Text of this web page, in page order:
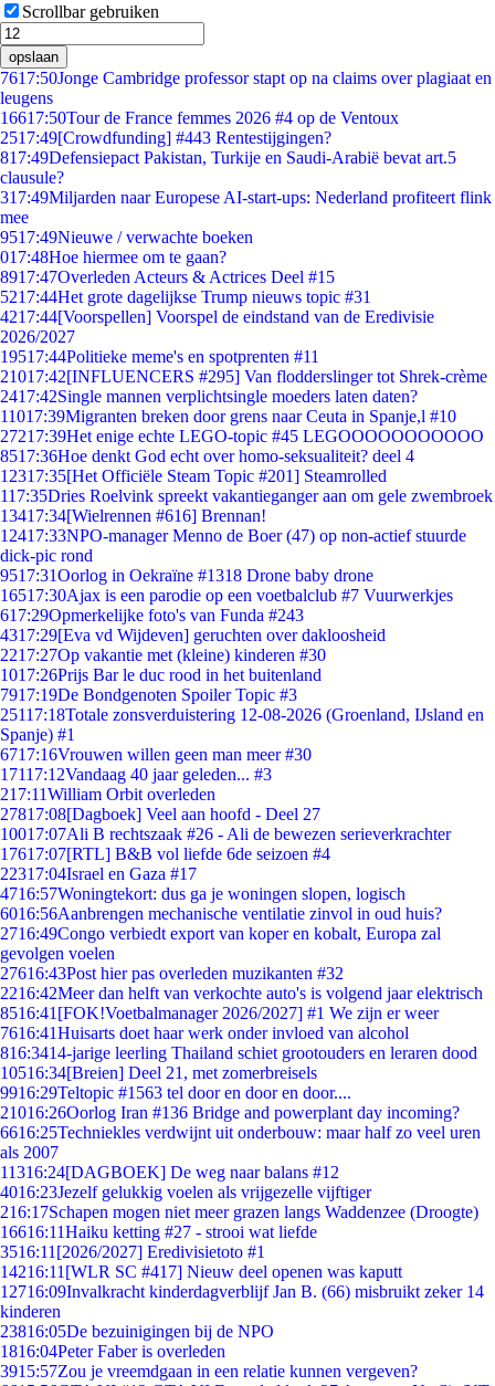
Scrollbar gebruiken
opslaan
7617:50Jonge Cambridge professor stapt op na claims over plagiaat en
leugens
16617:50Tour de France femmes 2026 #4 op de Ventoux
2517:49[Crowdfunding] #443 Rentestijgingen?
817:49Defensiepact Pakistan, Turkije en Saudi-Arabië bevat art.5
clausule?
317:49Miljarden naar Europese AI-start-ups: Nederland profiteert flink
mee
9517:49Nieuwe / verwachte boeken
017:48Hoe hiermee om te gaan?
8917:47Overleden Acteurs & Actrices Deel #15
5217:44Het grote dagelijkse Trump nieuws topic #31
4217:44[Voorspellen] Voorspel de eindstand van de Eredivisie
2026/2027
19517:44Politieke meme's en spotprenten #11
21017:42[INFLUENCERS #295] Van flodderslinger tot Shrek-crème
2417:42Single mannen verplichtsingle moeders laten daten?
11017:39Migranten breken door grens naar Ceuta in Spanje,l #10
27217:39Het enige echte LEGO-topic #45 LEGOOOOOOOOOOO
8517:36Hoe denkt God echt over homo-seksualiteit? deel 4
12317:35[Het Officiële Steam Topic #201] Steamrolled
117:35Dries Roelvink spreekt vakantieganger aan om gele zwembroek
13417:34[Wielrennen #616] Brennan!
12417:33NPO-manager Menno de Boer (47) op non-actief stuurde
dick-pic rond
9517:31Oorlog in Oekraïne #1318 Drone baby drone
16517:30Ajax is een parodie op een voetbalclub #7 Vuurwerkjes
617:29Opmerkelijke foto's van Funda #243
4317:29[Eva vd Wijdeven] geruchten over dakloosheid
2217:27Op vakantie met (kleine) kinderen #30
1017:26Prijs Bar le duc rood in het buitenland
7917:19De Bondgenoten Spoiler Topic #3
25117:18Totale zonsverduistering 12-08-2026 (Groenland, IJsland en
Spanje) #1
6717:16Vrouwen willen geen man meer #30
17117:12Vandaag 40 jaar geleden... #3
217:11William Orbit overleden
27817:08[Dagboek] Veel aan hoofd - Deel 27
10017:07Ali B rechtszaak #26 - Ali de bewezen serieverkrachter
17617:07[RTL] B&B vol liefde 6de seizoen #4
22317:04Israel en Gaza #17
4716:57Woningtekort: dus ga je woningen slopen, logisch
6016:56Aanbrengen mechanische ventilatie zinvol in oud huis?
2716:49Congo verbiedt export van koper en kobalt, Europa zal
gevolgen voelen
27616:43Post hier pas overleden muzikanten #32
2216:42Meer dan helft van verkochte auto's is volgend jaar elektrisch
8516:41 [FOK!Voetbalmanager 2026/2027] #1 We zijn er weer
7616:41Huisarts doet haar werk onder invloed van alcohol
816:3414-jarige leerling Thailand schiet grootouders en leraren dood
10516:34[Breien] Deel 21, met zomerbreisels
9916:29Teltopic #1563 tel door en door en door....
21016:26Oorlog Iran #136 Bridge and powerplant day incoming?
6616:25Techniekles verdwijnt uit onderbouw: maar half zo veel uren
als 2007
11316:24[DAGBOEK] De weg naar balans #12
4016:23Jezelf gelukkig voelen als vrijgezelle vijftiger
216:17Schapen mogen niet meer grazen langs Waddenzee (Droogte)
16616:11Haiku ketting #27 - strooi wat liefde
3516:11 [2026/2027] Eredivisietoto #1
14216:11 [WLR SC #417] Nieuw deel openen was kaputt
12716:09Invalkracht kinderdagverblijf Jan B. (66) misbruikt zeker 14
kinderen
23816:05De bezuinigingen bij de NPO
1816:04Peter Faber is overleden
3915:57Zou je vreemdgaan in een relatie kunnen vergeven?